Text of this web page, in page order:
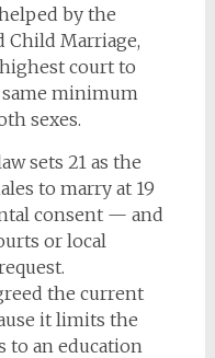
by the
Child Marriage,
court to
minimum
sexes.
sets 21 as the
to marry at 19
consent — and
or local
the current
it limits the
an education